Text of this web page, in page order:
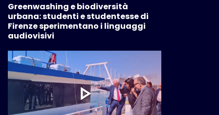
Greenwashing e biodiversità
urbana: studenti e studentesse di
Firenze sperimentano i linguaggi
audiovisivi